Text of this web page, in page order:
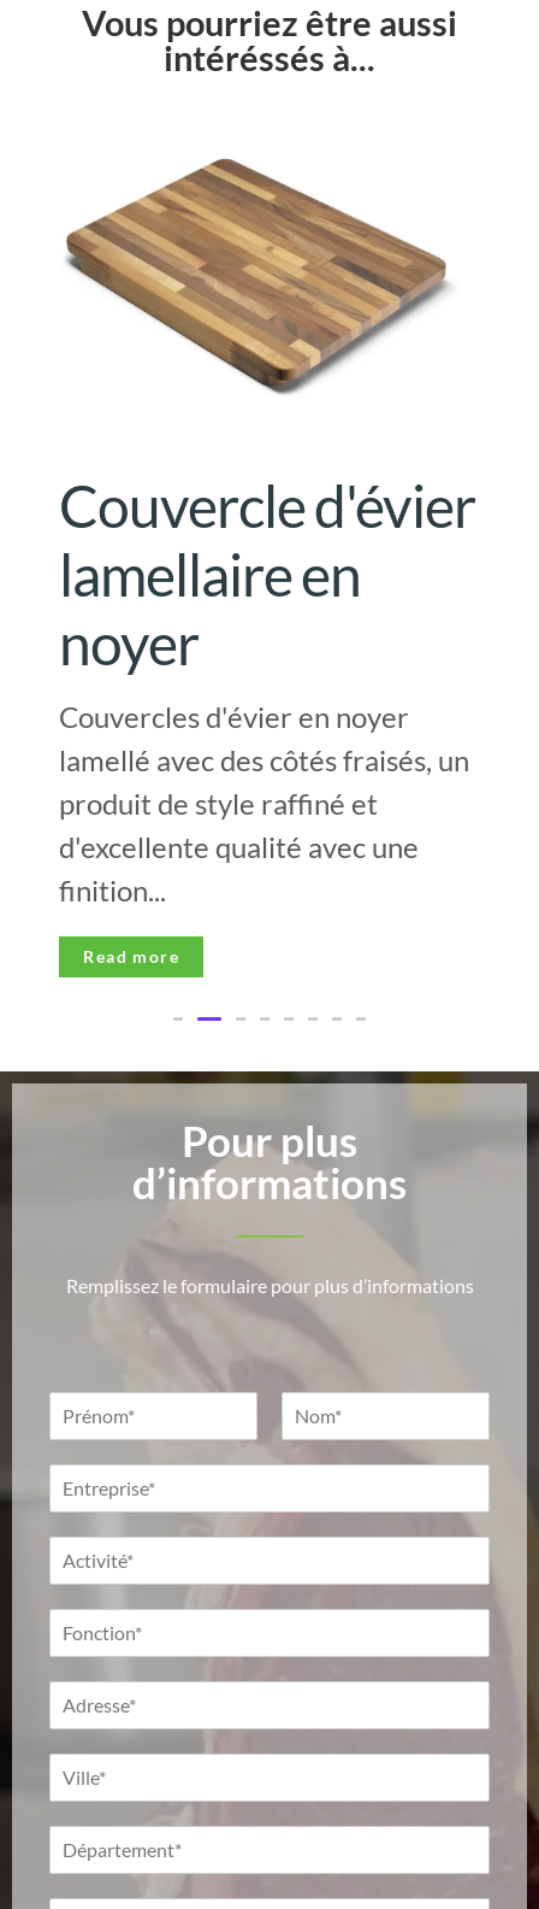
Vous pourriez être aussi
intéréssés à...
Couvercle d'évier
lamellaire en
noyer
Couvercles d'évier en noyer
lamellé avec des côtés fraisés, un
produit de style raffiné et
d'excellente qualité avec une
finition...
Read more
Pour plus
d’informations
Remplissez le formulaire pour plus d’informations